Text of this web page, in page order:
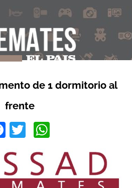
de 1 dormitorio al
frente
Facebook
Twitter